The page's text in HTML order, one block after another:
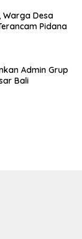
Warga Desa
Pidana
Admin Grup
Bali